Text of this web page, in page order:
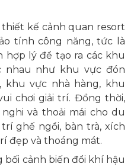
kế cảnh quan resort
tính công năng, tức là
hợp lý để tạo ra các khu
nhau như khu vực đón
khu vực nhà hàng, khu
chơi giải trí. Đồng thời,
và thoải mái cho du
ghế ngồi, bàn trà, xích
đẹp và thoáng mát.
bối cảnh biến đổi khí hậu